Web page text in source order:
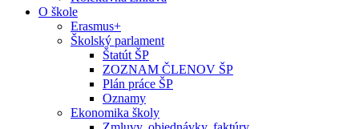
O škole
Erasmus+
Školský parlament
Štatút ŠP
ZOZNAM ČLENOV ŠP
Plán práce ŠP
Oznamy
Ekonomika školy